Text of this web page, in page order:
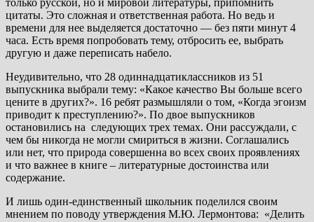
цитаты. Это сложная и ответственная работа. Но ведь и
времени для нее выделяется достаточно — без пяти минут 4
часа. Есть время попробовать тему, отбросить ее, выбрать
другую и даже переписать набело.
Неудивительно, что 28 одиннадцатиклассников из 51
выпускника выбрали тему: «Какое качество Вы больше всего
цените в других?». 16 ребят размышляли о том, «Когда эгоизм
приводит к преступлению?». По двое выпускников
остановились на следующих трех темах. Они рассуждали, с
чем бы никогда не могли смириться в жизни. Соглашались
или нет, что природа совершенна во всех своих проявлениях
и что важнее в книге – литературные достоинства или
содержание.
И лишь один-единственный школьник поделился своим
мнением по поводу утверждения М.Ю. Лермонтова: «Делить